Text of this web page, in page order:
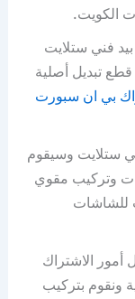
الكويت.
بيد فني ستلايت
قطع تبديل أصلية
بي ان سبورت
ستلايت وسيقوم
وتركيب مقوي
للشاشات
الاشتراك
ونقوم بتركيب